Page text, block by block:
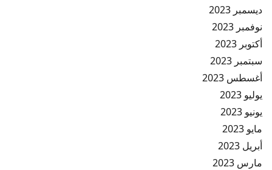
ديسمبر 2023
نوفمبر 2023
أكتوبر 2023
سبتمبر 2023
أغسطس 2023
يوليو 2023
يونيو 2023
مايو 2023
أبريل 2023
مارس 2023